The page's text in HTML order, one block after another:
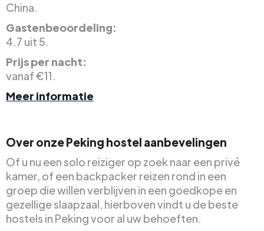
China.
Gastenbeoordeling:
4.7 uit 5.
Prijs per nacht:
vanaf €11.
Meer informatie
Over onze Peking hostel aanbevelingen
Of u nu een solo reiziger op zoek naar een privé
kamer, of een backpacker reizen rond in een
groep die willen verblijven in een goedkope en
gezellige slaapzaal, hierboven vindt u de beste
hostels in Peking voor al uw behoeften.